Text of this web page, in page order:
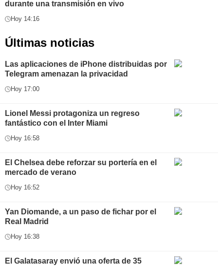
durante una transmisión en vivo
Hoy 14:16
Últimas noticias
Las aplicaciones de iPhone distribuidas por
Telegram amenazan la privacidad
Hoy 17:00
Lionel Messi protagoniza un regreso
fantástico con el Inter Miami
Hoy 16:58
El Chelsea debe reforzar su portería en el
mercado de verano
Hoy 16:52
Yan Diomande, a un paso de fichar por el
Real Madrid
Hoy 16:38
El Galatasaray envió una oferta de 35